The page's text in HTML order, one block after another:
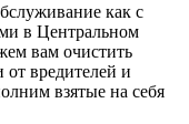
как с
в Центральном
вам очистить
вредителей и
взятые на себя